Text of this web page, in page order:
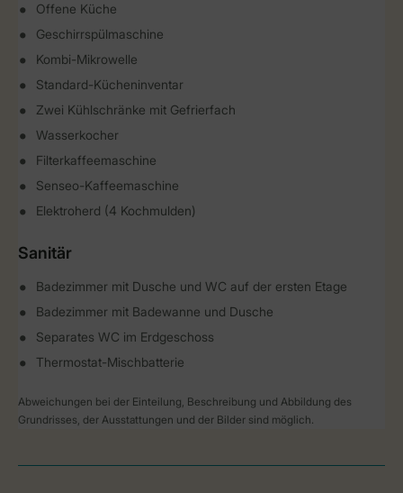
Offene Küche
Geschirrspülmaschine
Kombi-Mikrowelle
Standard-Kücheninventar
Zwei Kühlschränke mit Gefrierfach
Wasserkocher
Filterkaffeemaschine
Senseo-Kaffeemaschine
Elektroherd (4 Kochmulden)
Sanitär
Badezimmer mit Dusche und WC auf der ersten Etage
Badezimmer mit Badewanne und Dusche
Separates WC im Erdgeschoss
Thermostat-Mischbatterie
Abweichungen bei der Einteilung, Beschreibung und Abbildung des
Grundrisses, der Ausstattungen und der Bilder sind möglich.